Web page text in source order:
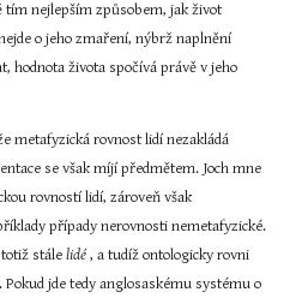
tím nejlepším způsobem, jak život
o jeho zmaření, nýbrž naplnění
hodnota života spočívá právě v jeho
metafyzická rovnost lidí nezakládá
se však míjí předmětem. Joch mne
rovností lidí, zároveň však
případy nerovnosti nemetafyzické.
totiž stále lidé , a tudíž ontologicky rovni
jde tedy anglosaskému systému o